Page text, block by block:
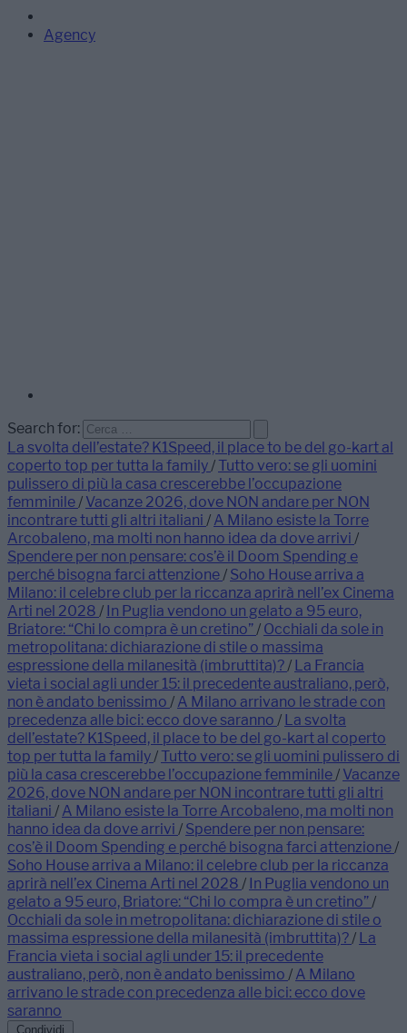
Agency
Search for:
La svolta dell’estate? K1Speed, il place to be del go-kart al
coperto top per tutta la family/ Tutto vero: se gli uomini
pulissero di più la casa crescerebbe l’occupazione
femminile/ Vacanze 2026, dove NON andare per NON
incontrare tutti gli altri italiani / A Milano esiste la Torre
Arcobaleno, ma molti non hanno idea da dove arrivi /
Spendere per non pensare: cos’è il Doom Spending e
perché bisogna farci attenzione/ Soho House arriva a
Milano: il celebre club per la riccanza aprirà nell’ex Cinema
Arti nel 2028 / In Puglia vendono un gelato a 95 euro,
Briatore: “Chi lo compra è un cretino”/ Occhiali da sole in
metropolitana: dichiarazione di stile o massima
espressione della milanesità (imbruttita)?/ La Francia
vieta i social agli under 15: il precedente australiano, però,
non è andato benissimo / A Milano arrivano le strade con
precedenza alle bici: ecco dove saranno / La svolta
dell’estate? K1Speed, il place to be del go-kart al coperto
top per tutta la family/ Tutto vero: se gli uomini pulissero di
più la casa crescerebbe l’occupazione femminile/ Vacanze
2026, dove NON andare per NON incontrare tutti gli altri
italiani / A Milano esiste la Torre Arcobaleno, ma molti non
hanno idea da dove arrivi / Spendere per non pensare:
cos’è il Doom Spending e perché bisogna farci attenzione/
Soho House arriva a Milano: il celebre club per la riccanza
aprirà nell’ex Cinema Arti nel 2028 / In Puglia vendono un
gelato a 95 euro, Briatore: “Chi lo compra è un cretino”/
Occhiali da sole in metropolitana: dichiarazione di stile o
massima espressione della milanesità (imbruttita)?/ La
Francia vieta i social agli under 15: il precedente
australiano, però, non è andato benissimo / A Milano
arrivano le strade con precedenza alle bici: ecco dove
saranno
Condividi